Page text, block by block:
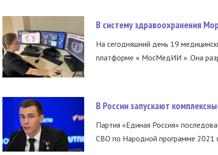
В систему здравоохранения
На сегодняшний день 19
платформе « МосМедИИ ». Она
В России запускают
Партия «Единая Россия»
СВО по Народной программе 2021